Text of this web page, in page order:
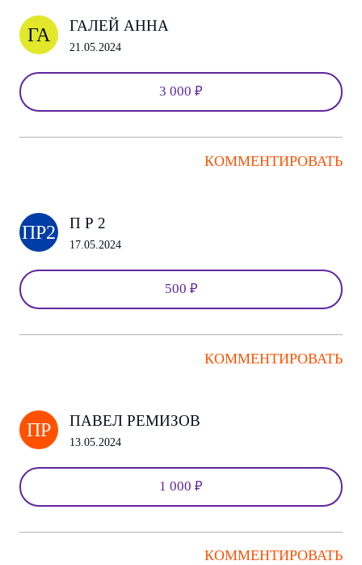
ГА ГАЛЕЙ АННА
21.05.2024
3 000 ₽
КОММЕНТИРОВАТЬ
ПР2 П Р 2
17.05.2024
500 ₽
КОММЕНТИРОВАТЬ
ПР ПАВЕЛ РЕМИЗОВ
13.05.2024
1 000 ₽
КОММЕНТИРОВАТЬ